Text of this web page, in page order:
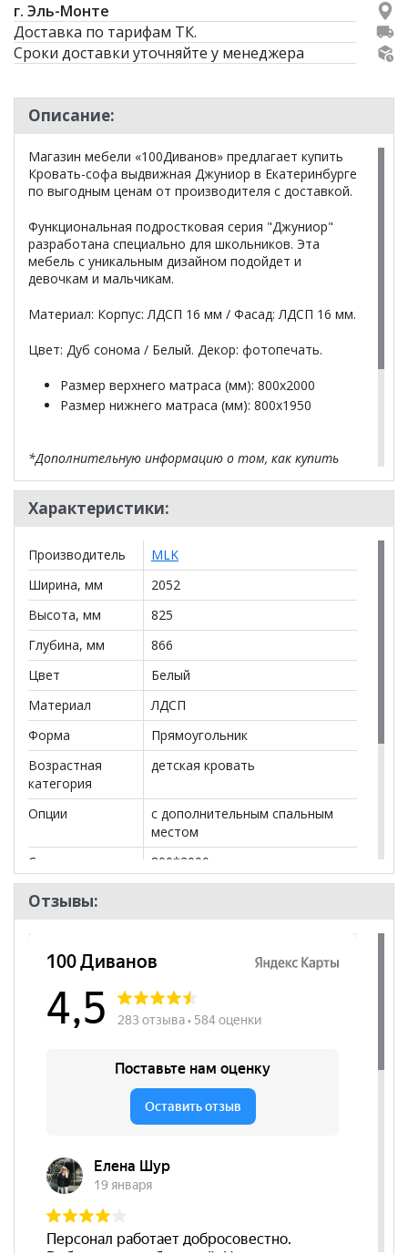
г. Эль-Монте
Доставка по тарифам ТК.
Сроки доставки уточняйте у менеджера
Описание:
Магазин мебели «100Диванов» предлагает купить
Кровать-софа выдвижная Джуниор в Екатеринбурге
по выгодным ценам от производителя с доставкой.
Функциональная подростковая серия "Джуниор"
разработана специально для школьников. Эта
мебель с уникальным дизайном подойдет и
девочкам и мальчикам.
Материал: Корпус: ЛДСП 16 мм / Фасад: ЛДСП 16 мм.
Цвет: Дуб сонома / Белый. Декор: фотопечать.
Размер верхнего матраса (мм): 800x2000
Размер нижнего матраса (мм): 800x1950
*Дополнительную информацию о том, как купить
нашего менеджера по телефону+79292022735.
**Цены на официальном сайте100диванов.com
действительны только для интернет-магазина
могут отличаться от цен в розничных магазинах-
салонах сети!
Характеристики:
Производитель
MLK
Ширина, мм
2052
Высота, мм
825
Глубина, мм
866
Цвет
Белый
Материал
ЛДСП
Форма
Прямоугольник
Возрастная
категория
детская кровать
Опции
с дополнительным спальным
местом
Спальное место
800*2000
Тип кровати
Бренд
MLK
Стиль
Пол
Отзывы: